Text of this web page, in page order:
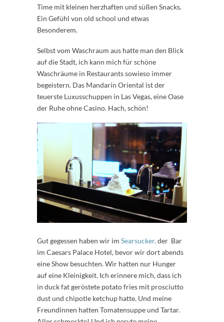
Time mit kleinen herzhaften und süßen Snacks.
Ein Gefühl von old school und etwas
Besonderem.
Selbst vom Waschraum aus hatte man den Blick
auf die Stadt, ich kann mich für schöne
Waschräume in Restaurants sowieso immer
begeistern. Das Mandarin Oriental ist der
teuerste Luxusschuppen in Las Vegas, eine Oase
der Ruhe ohne Casino. Hach, schön!
Gut gegessen haben wir im Searsucker,der Bar
im Caesars Palace Hotel, bevor wir dort abends
eine Show besuchten. Wir hatten nur Hunger
auf eine Kleinigkeit. Ich erinnere mich, dass ich
in duck fat geröstete potato fries mit prosciutto
dust und chipotle ketchup hatte. Und meine
Freundinnen hatten Tomatensuppe und Tartar.